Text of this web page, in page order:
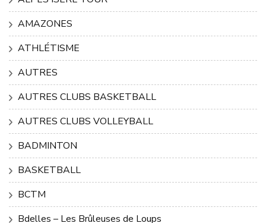
AMAZONES
ATHLÉTISME
AUTRES
AUTRES CLUBS BASKETBALL
AUTRES CLUBS VOLLEYBALL
BADMINTON
BASKETBALL
BCTM
Bdelles – Les Brûleuses de Loups